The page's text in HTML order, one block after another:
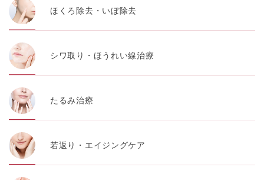
ほくろ除去・いぼ除去
シワ取り・ほうれい線治療
たるみ治療
若返り・エイジングケア